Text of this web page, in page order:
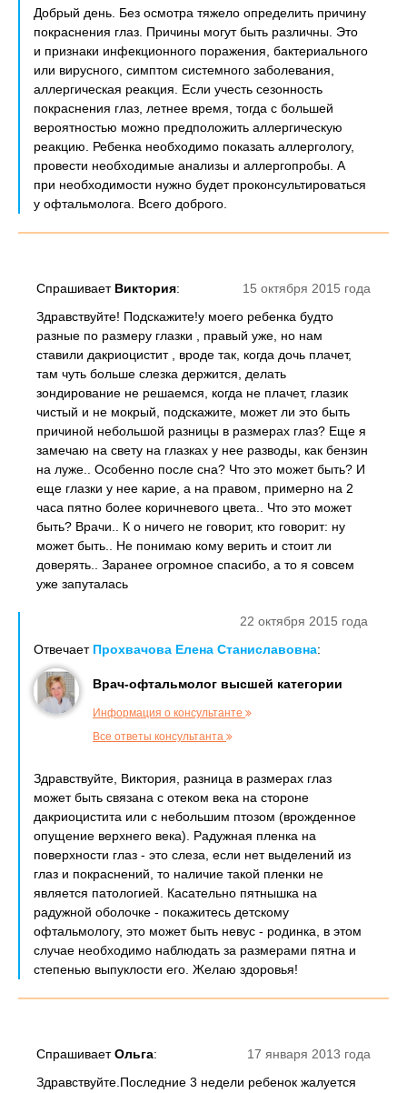
Добрый день. Без осмотра тяжело определить причину
покраснения глаз. Причины могут быть различны. Это
и признаки инфекционного поражения, бактериального
или вирусного, симптом системного заболевания,
аллергическая реакция. Если учесть сезонность
покраснения глаз, летнее время, тогда с большей
вероятностью можно предположить аллергическую
реакцию. Ребенка необходимо показать аллергологу,
провести необходимые анализы и аллергопробы. А
при необходимости нужно будет проконсультироваться
у офтальмолога. Всего доброго.
15 октября 2015 года
Спрашивает Виктория:
Здравствуйте! Подскажите!у моего ребенка будто
разные по размеру глазки , правый уже, но нам
ставили дакриоцистит , вроде так, когда дочь плачет,
там чуть больше слезка держится, делать
зондирование не решаемся, когда не плачет, глазик
чистый и не мокрый, подскажите, может ли это быть
причиной небольшой разницы в размерах глаз? Еще я
замечаю на свету на глазках у нее разводы, как бензин
на луже.. Особенно после сна? Что это может быть? И
еще глазки у нее карие, а на правом, примерно на 2
часа пятно более коричневого цвета.. Что это может
быть? Врачи.. К о ничего не говорит, кто говорит: ну
может быть.. Не понимаю кому верить и стоит ли
доверять.. Заранее огромное спасибо, а то я совсем
уже запуталась
22 октября 2015 года
Отвечает Прохвачова Елена Станиславовна:
Врач-офтальмолог высшей категории
Информация о консультанте
Все ответы консультанта
Здравствуйте, Виктория, разница в размерах глаз
может быть связана с отеком века на стороне
дакриоцистита или с небольшим птозом (врожденное
опущение верхнего века). Радужная пленка на
поверхности глаз - это слеза, если нет выделений из
глаз и покраснений, то наличие такой пленки не
является патологией. Касательно пятнышка на
радужной оболочке - покажитесь детскому
офтальмологу, это может быть невус - родинка, в этом
случае необходимо наблюдать за размерами пятна и
степенью выпуклости его. Желаю здоровья!
17 января 2013 года
СпрашиваетОльга:
Здравствуйте.Последние 3 недели ребенок жалуется